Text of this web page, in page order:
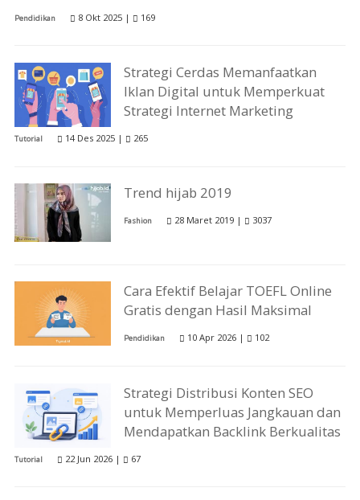
Pendidikan 8 Okt 2025 | 169
Strategi Cerdas Memanfaatkan
Iklan Digital untuk Memperkuat
Strategi Internet Marketing
Tutorial 14 Des 2025 | 265
Trend hijab 2019
Fashion 28 Maret 2019 | 3037
Cara Efektif Belajar TOEFL Online
Gratis dengan Hasil Maksimal
Pendidikan 10 Apr 2026 | 102
Strategi Distribusi Konten SEO
untuk Memperluas Jangkauan dan
Mendapatkan Backlink Berkualitas
Tutorial 22 Jun 2026 | 67